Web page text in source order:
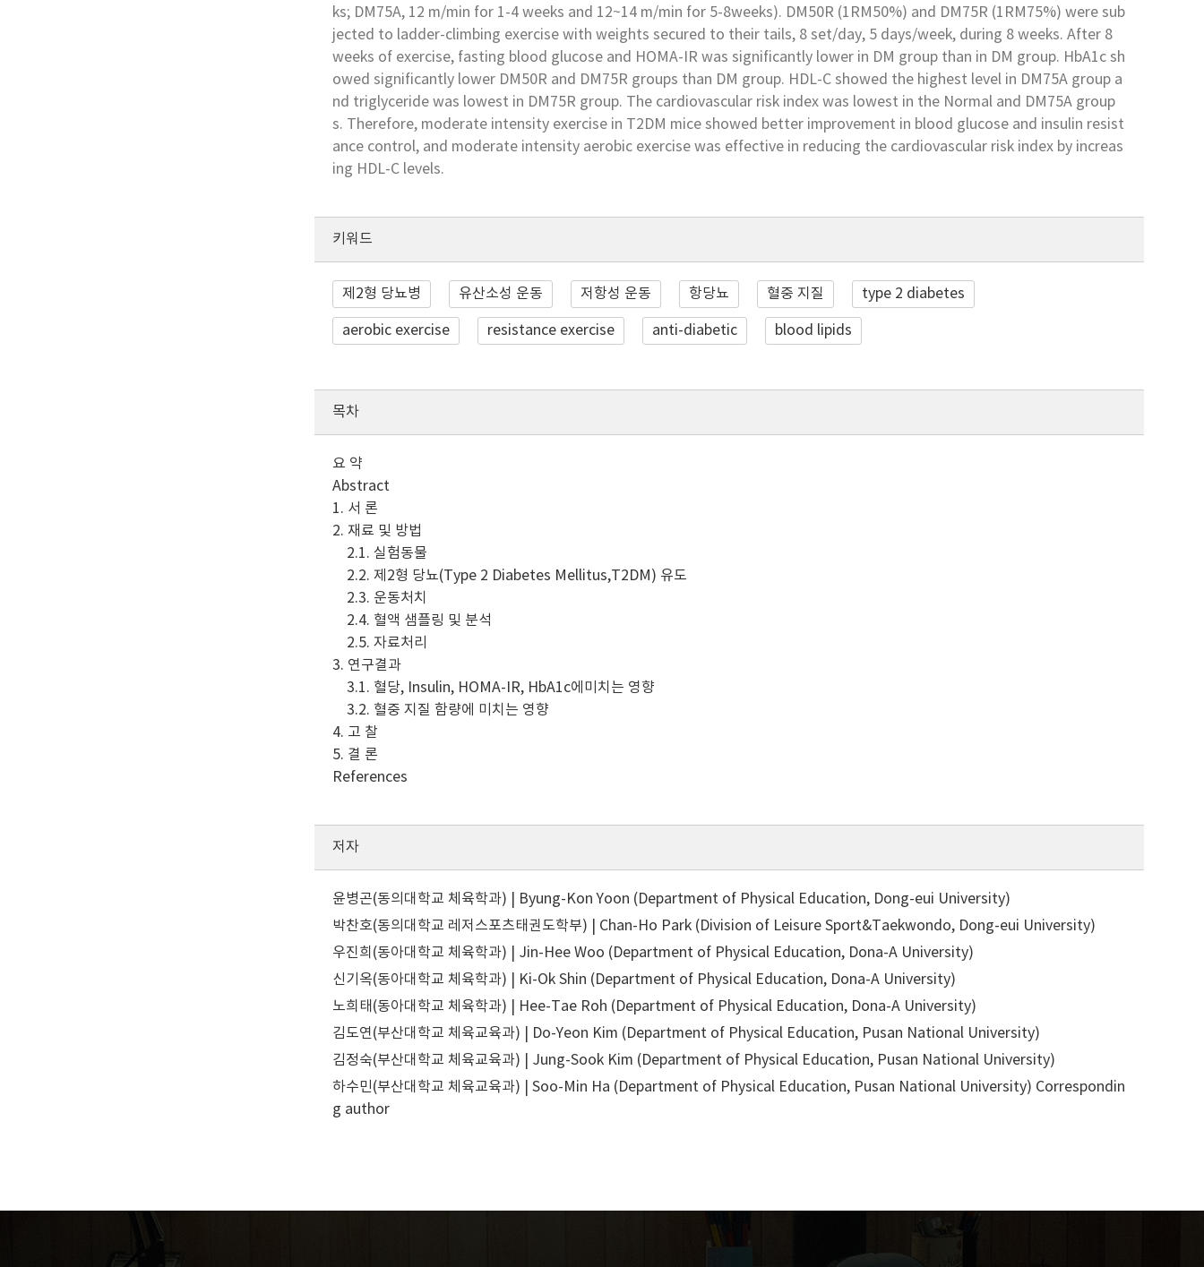
ks; DM75A, 12 m/min for 1-4 weeks and 12~14 m/min for 5-8weeks). DM50R (1RM50%) and DM75R (1RM75%) were sub
jected to ladder-climbing exercise with weights secured to their tails, 8 set/day, 5 days/week, during 8 weeks. After 8
weeks of exercise, fasting blood glucose and HOMA-IR was significantly lower in DM group than in DM group. HbA1c sh
owed significantly lower DM50R and DM75R groups than DM group. HDL-C showed the highest level in DM75A group a
nd triglyceride was lowest in DM75R group. The cardiovascular risk index was lowest in the Normal and DM75A group
s. Therefore, moderate intensity exercise in T2DM mice showed better improvement in blood glucose and insulin resist
ance control, and moderate intensity aerobic exercise was effective in reducing the cardiovascular risk index by increas
ing HDL-C levels.
키워드
제2형 당뇨병 유산소성 운동 저항성 운동 항당뇨 혈중 지질 type 2 diabetes
aerobic exercise resistance exercise anti-diabetic blood lipids
목차
요 약
Abstract
1. 서 론
2. 재료 및 방법
2.1. 실험동물
2.2. 제2형 당뇨(Type 2 Diabetes Mellitus,T2DM) 유도
2.3. 운동처치
2.4. 혈액 샘플링 및 분석
2.5. 자료처리
3. 연구결과
3.1. 혈당, Insulin, HOMA-IR, HbA1c에미치는 영향
3.2. 혈중 지질 함량에 미치는 영향
4. 고 찰
5. 결 론
References
저자
윤병곤(동의대학교 체육학과) | Byung-Kon Yoon (Department of Physical Education, Dong-eui University)
박찬호(동의대학교 레저스포츠태권도학부) | Chan-Ho Park (Division of Leisure Sport&Taekwondo, Dong-eui University)
우진희(동아대학교 체육학과) | Jin-Hee Woo (Department of Physical Education, Dona-A University)
신기옥(동아대학교 체육학과) | Ki-Ok Shin (Department of Physical Education, Dona-A University)
노희태(동아대학교 체육학과) | Hee-Tae Roh (Department of Physical Education, Dona-A University)
김도연(부산대학교 체육교육과) | Do-Yeon Kim (Department of Physical Education, Pusan National University)
김정숙(부산대학교 체육교육과) | Jung-Sook Kim (Department of Physical Education, Pusan National University)
하수민(부산대학교 체육교육과) | Soo-Min Ha (Department of Physical Education, Pusan National University) Correspondin
g author